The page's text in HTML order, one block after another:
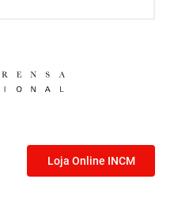
Loja Online INCM